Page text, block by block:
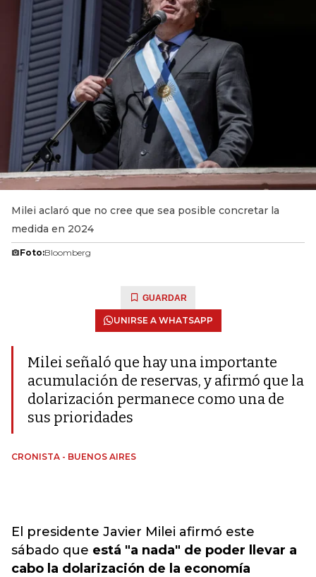
Milei aclaró que no cree que sea posible concretar la
medida en 2024
Foto:Bloomberg
GUARDAR
UNIRSE A WHATSAPP
Milei señaló que hay una importante
acumulación de reservas, y afirmó que la
dolarización permanece como una de
sus prioridades
CRONISTA - BUENOS AIRES
El presidente Javier Milei afirmó este
sábado que está "a nada" de poder llevar a
cabo la dolarización de la economía